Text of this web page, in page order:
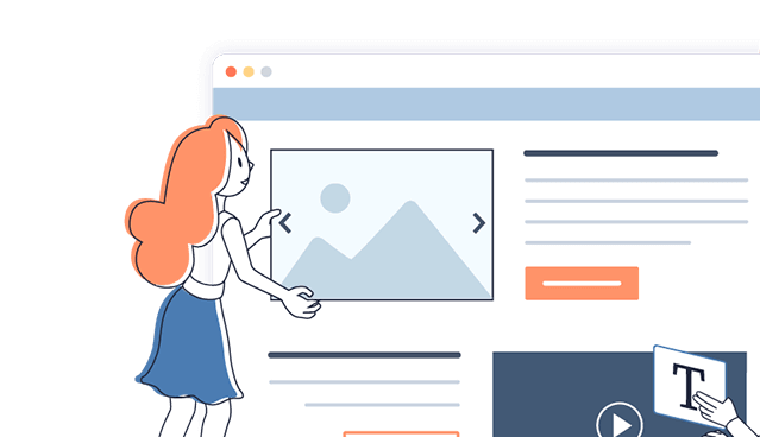
Accueil Album Le Grau-du-Roi Vague au Grau-du-Roi
Vague au Grau-du-Roi